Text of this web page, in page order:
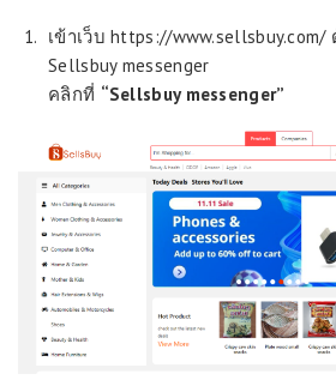
เข้าเว็บ https://
Sellsbuy messenger
คลิกที่ “Sellsbuy messenger”